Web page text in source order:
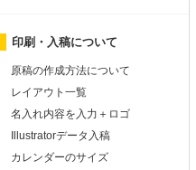
印刷・入稿について
原稿の作成方法について
レイアウト一覧
名入れ内容を入力＋ロゴ
Illustratorデータ入稿
カレンダーのサイズ